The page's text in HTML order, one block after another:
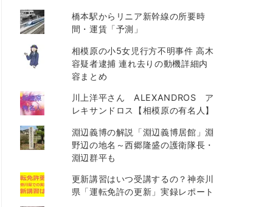
橋本駅からリニア新幹線の所要時
間・運賃「予測」
相模原の小5女児行方不明事件 高木
容疑者逮捕 連れ去りの動機詳細内
容まとめ
川上洋平さん ALEXANDROS ア
レキサンドロス【相模原の有名人】
淵辺義博の解説「淵辺義博居館」淵
野辺の地名～西郷隆盛の護衛隊長・
淵辺群平も
更新講習はいつ受講するの？神奈川
県「運転免許の更新」実録レポート